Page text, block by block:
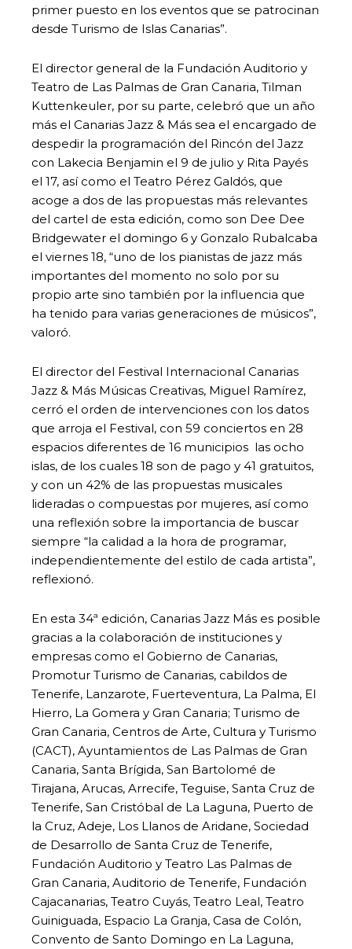
primer puesto en los eventos que se patrocinan
desde Turismo de Islas Canarias”.
El director general de la Fundación Auditorio y
Teatro de Las Palmas de Gran Canaria, Tilman
Kuttenkeuler, por su parte, celebró que un año
más el Canarias Jazz & Más sea el encargado de
despedir la programación del Rincón del Jazz
con Lakecia Benjamin el 9 de julio y Rita Payés
el 17, así como el Teatro Pérez Galdós, que
acoge a dos de las propuestas más relevantes
del cartel de esta edición, como son Dee Dee
Bridgewater el domingo 6 y Gonzalo Rubalcaba
el viernes 18, “uno de los pianistas de jazz más
importantes del momento no solo por su
propio arte sino también por la influencia que
ha tenido para varias generaciones de músicos”,
valoró.
El director del Festival Internacional Canarias
Jazz & Más Músicas Creativas, Miguel Ramírez,
cerró el orden de intervenciones con los datos
que arroja el Festival, con 59 conciertos en 28
espacios diferentes de 16 municipios las ocho
islas, de los cuales 18 son de pago y 41 gratuitos,
y con un 42% de las propuestas musicales
lideradas o compuestas por mujeres, así como
una reflexión sobre la importancia de buscar
siempre “la calidad a la hora de programar,
independientemente del estilo de cada artista”,
reflexionó.
En esta 34ª edición, Canarias Jazz Más es posible
gracias a la colaboración de instituciones y
empresas como el Gobierno de Canarias,
Promotur Turismo de Canarias, cabildos de
Tenerife, Lanzarote, Fuerteventura, La Palma, El
Hierro, La Gomera y Gran Canaria; Turismo de
Gran Canaria, Centros de Arte, Cultura y Turismo
(CACT), Ayuntamientos de Las Palmas de Gran
Canaria, Santa Brígida, San Bartolomé de
Tirajana, Arucas, Arrecife, Teguise, Santa Cruz de
Tenerife, San Cristóbal de La Laguna, Puerto de
la Cruz, Adeje, Los Llanos de Aridane, Sociedad
de Desarrollo de Santa Cruz de Tenerife,
Fundación Auditorio y Teatro Las Palmas de
Gran Canaria, Auditorio de Tenerife, Fundación
Cajacanarias, Teatro Cuyás, Teatro Leal, Teatro
Guiniguada, Espacio La Granja, Casa de Colón,
Convento de Santo Domingo en La Laguna,